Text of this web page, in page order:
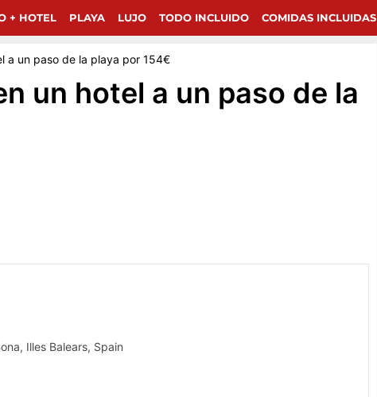
+ HOTEL PLAYA LUJO TODO INCLUIDO COMIDAS INCLUIDAS
a un paso de la playa por 154€
un hotel a un paso de la
Illes Balears, Spain
chollos de viajes en Google.